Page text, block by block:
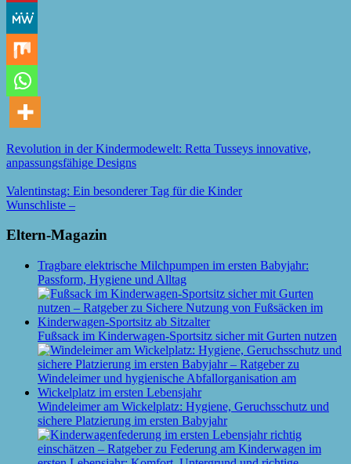
Revolution in der Kindermodewelt: Retta Tusseys innovative,
anpassungsfähige Designs
Valentinstag: Ein besonderer Tag für die Kinder
Wunschliste –
Eltern-Magazin
Tragbare elektrische Milchpumpen im ersten Babyjahr:
Passform, Hygiene und Alltag
Fußsack im Kinderwagen-Sportsitz sicher mit Gurten nutzen
Windeleimer am Wickelplatz: Hygiene, Geruchsschutz und
sichere Platzierung im ersten Babyjahr